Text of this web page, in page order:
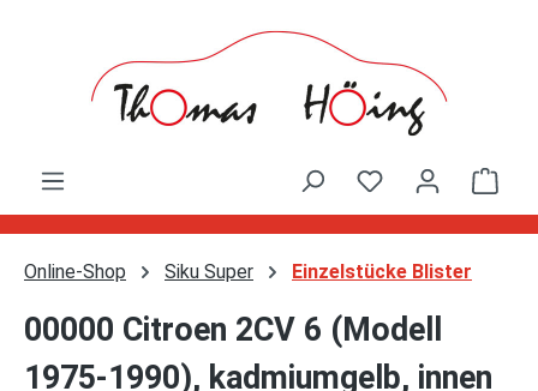
Online-Shop Siku Super Einzelstücke Blister
00000 Citroen 2CV 6 (Modell
1975-1990), kadmiumgelb, innen